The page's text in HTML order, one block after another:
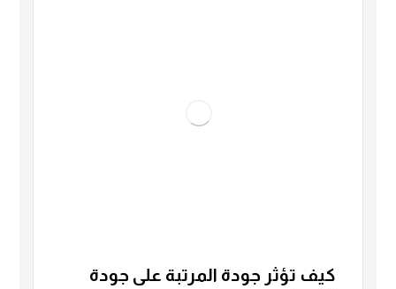
كيف تؤثر جودة المرتبة على جودة